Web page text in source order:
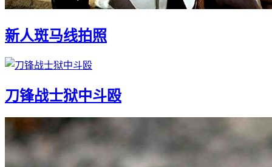
新人斑马线拍照
刀锋战士狱中斗殴